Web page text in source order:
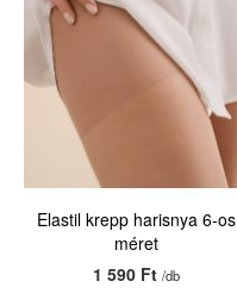
Elastil krepp harisnya 6-os
méret
1 590 Ft/db